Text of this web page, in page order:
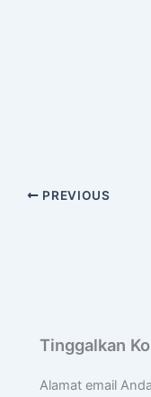
PREVIOUS
Tinggalkan
Alamat email